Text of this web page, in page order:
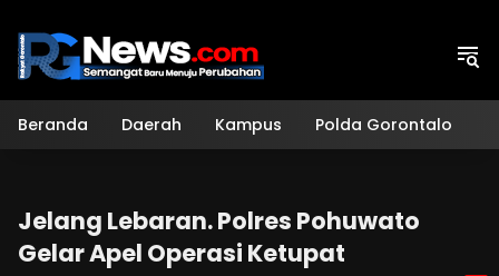
konten
Beranda Daerah Kampus Polda Gorontalo
Jelang Lebaran. Polres Pohuwato
Gelar Apel Operasi Ketupat